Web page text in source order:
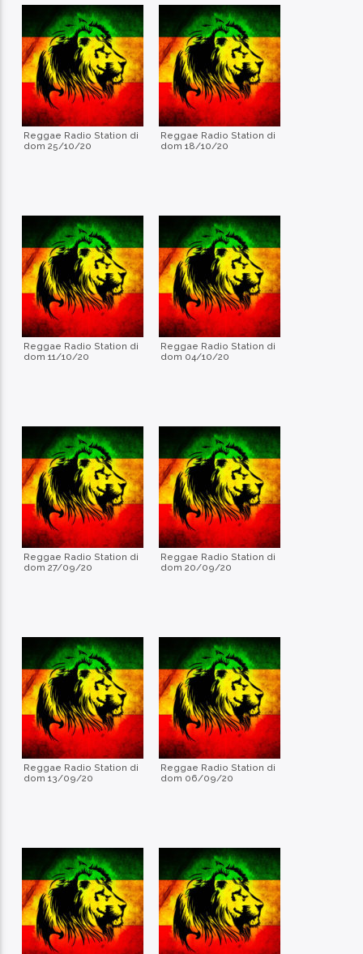
Contatto Radio
Reggae Radio Station di
dom 25/10/20
Reggae Radio Station di
dom 18/10/20
Reggae Radio Station di
dom 11/10/20
Reggae Radio Station di
dom 04/10/20
Reggae Radio Station di
dom 27/09/20
Reggae Radio Station di
dom 20/09/20
Reggae Radio Station di
dom 13/09/20
Reggae Radio Station di
dom 06/09/20